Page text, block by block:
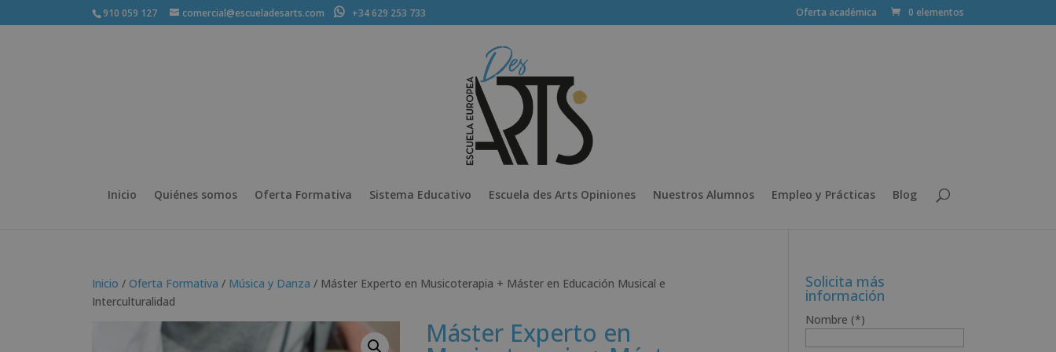
910 059 127 comercial@escueladesarts.com +34 629 253 733 Oferta académica 0 elementos
Inicio Quiénes somos Oferta Formativa Sistema Educativo Escuela des Arts Opiniones Nuestros Alumnos Empleo y Prácticas Blog
Inicio / Oferta Formativa / Música y Danza / Máster Experto en Musicoterapia + Máster en Educación Musical e
Interculturalidad
Máster Experto en
Solicita más
información
Nombre (*)